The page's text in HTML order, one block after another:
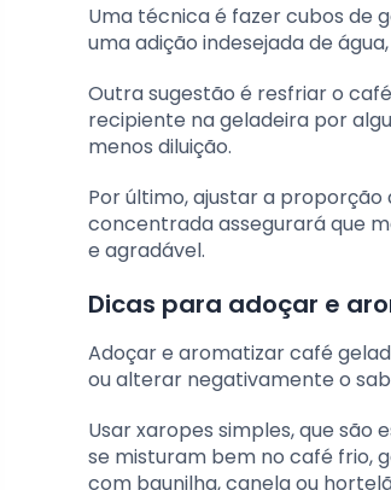
Uma técnica é fazer cubos de
uma adição indesejada de
Outra sugestão é resfriar o
recipiente na geladeira por
menos diluição.
Por último, ajustar a
concentrada assegurará que
e agradável.
Dicas para adoçar e
Adoçar e aromatizar café
ou alterar negativamente o
Usar xaropes simples, que são
se misturam bem no café frio,
com baunilha, canela ou